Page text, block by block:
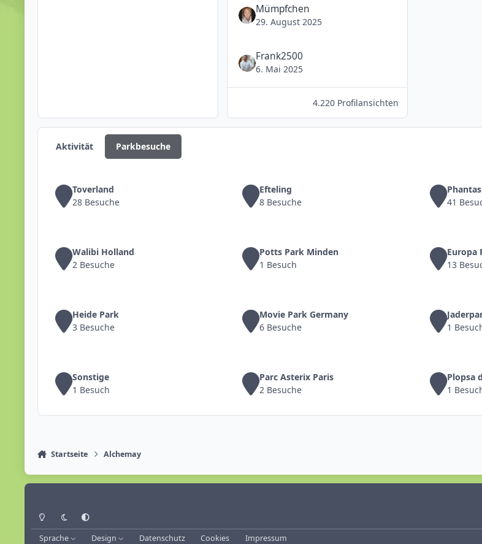
Mümpfchen
29. August 2025
Frank2500
6. Mai 2025
4.220 Profilansichten
Aktivität Parkbesuche
Toverland
28 Besuche
Efteling
8 Besuche
41
Walibi Holland
2 Besuche
Potts Park Minden
1 Besuch
Europa
13
Heide Park
3 Besuche
Movie Park Germany
6 Besuche
1
Sonstige
1 Besuch
Parc Asterix Paris
2 Besuche
Plopsa
1
Startseite Alchemay
Heller ModusDunkler ModusSystemeinstellung
Sprache Design Datenschutz Cookies Impressum